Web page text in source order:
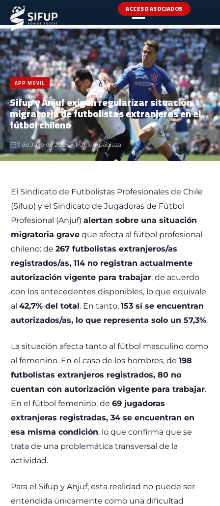
ACCESO ASOCIADOS
INICIO›NOTICIAS
APP MOVIL
Sifup y Anjuf exigen regularizar situación
migratoria de futbolistas extranjeros en el
fútbol chileno
7 de Julio de 2026 Pablo Apablaza
El Sindicato de Futbolistas Profesionales de Chile
(Sifup) y el Sindicato de Jugadoras de Fútbol
Profesional (Anjuf)alertan sobre una situación
migratoria grave que afecta al fútbol profesional
chileno: de267 futbolistas extranjeros/as
registrados/as, 114 no registran actualmente
autorización vigente para trabajar, de acuerdo
con los antecedentes disponibles, lo que equivale
al42,7% del total. En tanto,153 sí se encuentran
autorizados/as, lo que representa solo un 57,3%.
La situación afecta tanto al fútbol masculino como
al femenino. En el caso de los hombres, de198
futbolistas extranjeros registrados, 80 no
cuentan con autorización vigente para trabajar.
En el fútbol femenino, de69 jugadoras
extranjeras registradas, 34 se encuentran en
esa misma condición, lo que confirma que se
trata de una problemática transversal de la
actividad.
Para el Sifup y Anjuf, esta realidad no puede ser
entendida únicamente como una dificultad